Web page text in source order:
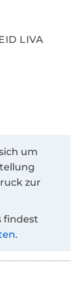
LIVA
um
zur
findest
.